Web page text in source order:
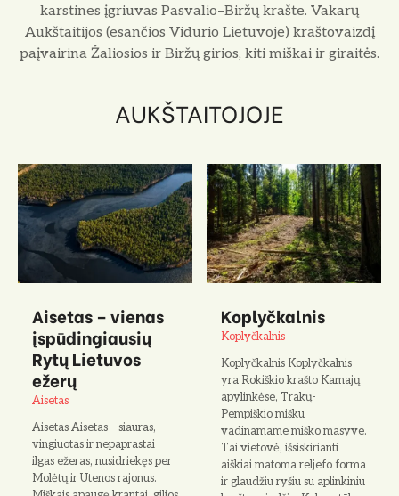
karstines įgriuvas Pasvalio–Biržų krašte. Vakarų
Aukštaitijos (esančios Vidurio Lietuvoje) kraštovaizdį
paįvairina Žaliosios ir Biržų girios, kiti miškai ir giraitės.
AUKŠTAITOJOJE
Aisetas – vienas
įspūdingiausių
Rytų Lietuvos
ežerų
Aisetas
Aisetas Aisetas – siauras,
vingiuotas ir nepaprastai
ilgas ežeras, nusidriekęs per
Molėtų ir Utenos rajonus.
Koplyčkalnis
Koplyčkalnis
Koplyčkalnis Koplyčkalnis
yra Rokiškio krašto Kamajų
apylinkėse, Trakų-
Pempiškio mišku
vadinamame miško masyve.
Tai vietovė, išsiskirianti
aiškiai matoma reljefo forma
ir glaudžiu ryšiu su aplinkiniu